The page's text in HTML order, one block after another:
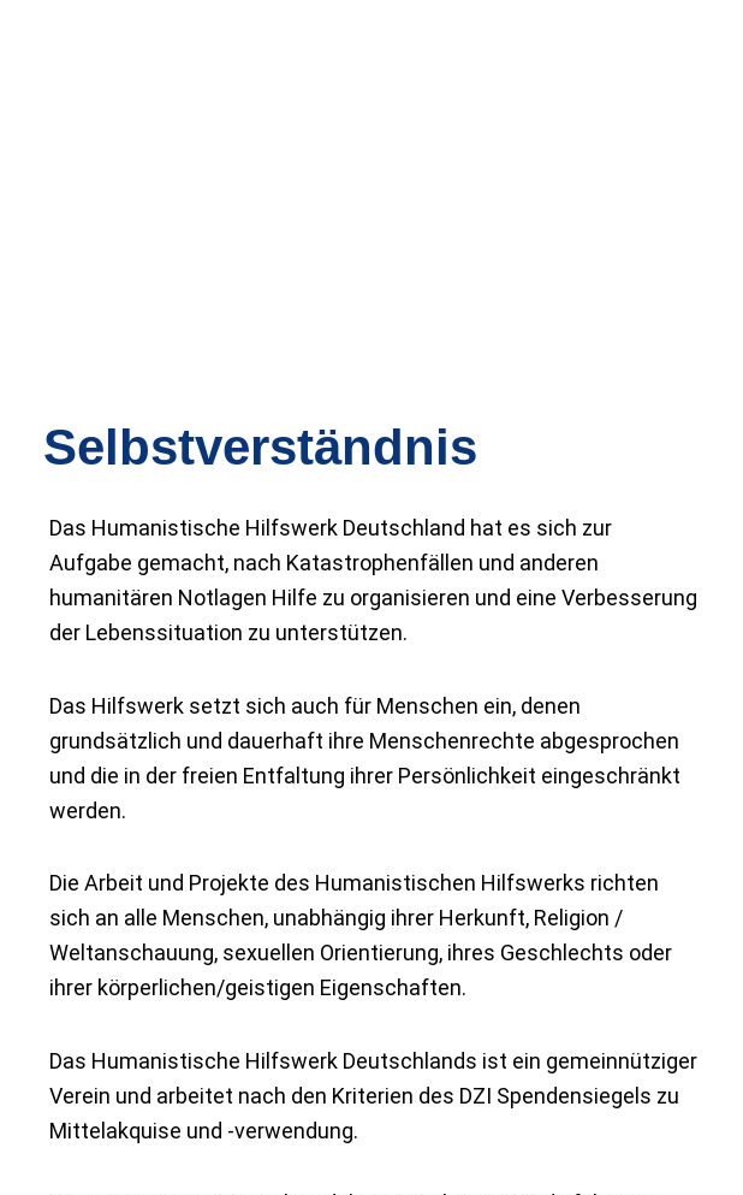
Selbstverständnis
Das Humanistische Hilfswerk Deutschland hat es sich zur
Aufgabe gemacht, nach Katastrophenfällen und anderen
humanitären Notlagen Hilfe zu organisieren und eine Verbesserung
der Lebenssituation zu unterstützen.
Das Hilfswerk setzt sich auch für Menschen ein, denen
grundsätzlich und dauerhaft ihre Menschenrechte abgesprochen
und die in der freien Entfaltung ihrer Persönlichkeit eingeschränkt
werden.
Die Arbeit und Projekte des Humanistischen Hilfswerks richten
sich an alle Menschen, unabhängig ihrer Herkunft, Religion /
Weltanschauung, sexuellen Orientierung, ihres Geschlechts oder
ihrer körperlichen/geistigen Eigenschaften.
Das Humanistische Hilfswerk Deutschlands ist ein gemeinnütziger
Verein und arbeitet nach den Kriterien des DZI Spendensiegels zu
Mittelakquise und -verwendung.